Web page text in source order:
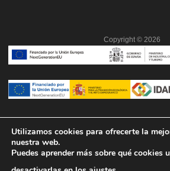
Copyright © 2026
Utilizamos cookies para ofrecerte la
nuestra web.
Puedes aprender más sobre qué cookies